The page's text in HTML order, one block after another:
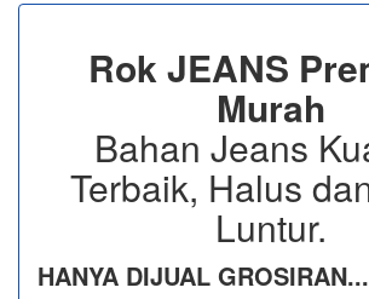
Rok JEANS
Murah
Bahan Jeans
Terbaik, Halus
Luntur.
HANYA DIJUAL